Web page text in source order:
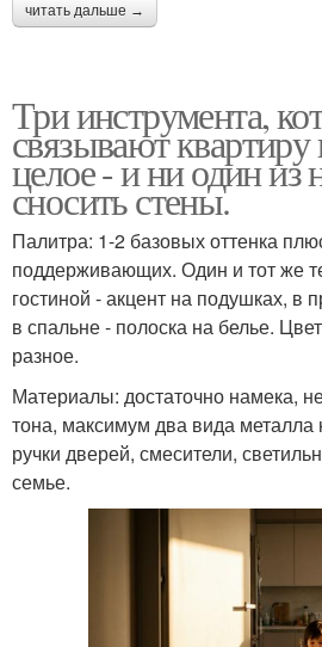
читать дальше →
Три инструмента,
связывают квартиру
целое - и ни один из
сносить стены.
Палитра: 1-2 базовых оттенка
поддерживающих. Один и тот же
гостиной - акцент на подушках, в
в спальне - полоска на белье.
разное.
Материалы: достаточно намека,
тона, максимум два вида металла
ручки дверей, смесители,
семье.